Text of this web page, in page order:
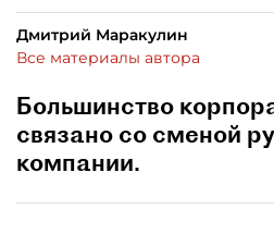
Дмитрий Маракулин
Все материалы автора
Большинство
связано со сменой
компании.